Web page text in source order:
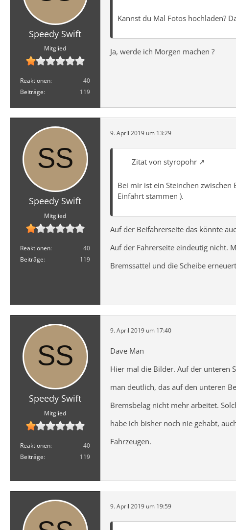
Speedy Swift
Mitglied
Reaktionen
40
Beiträge
119
Kannst du Mal Fotos hochladen?
Ja, werde ich Morgen machen ?
Speedy Swift
Mitglied
Reaktionen
40
Beiträge
119
9. April 2019 um 13:29
Zitat von styropohr
Bei mir ist ein Steinchen
Einfahrt stammen ).
Auf der Beifahrerseite das könnte
Auf der Fahrerseite eindeutig nicht.
Bremssattel und die Scheibe
Speedy Swift
Mitglied
Reaktionen
40
Beiträge
119
9. April 2019 um 17:40
Dave Man
Hier mal die Bilder. Auf der unteren
man deutlich, das auf den unteren
Bremsbelag nicht mehr arbeitet.
habe ich bisher noch nie gehabt,
Fahrzeugen.
9. April 2019 um 19:59